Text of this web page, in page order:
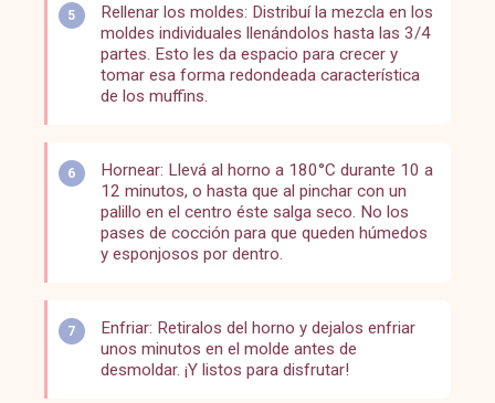
Rellenar los moldes: Distribuí la mezcla en los
moldes individuales llenándolos hasta las 3/4
partes. Esto les da espacio para crecer y
tomar esa forma redondeada característica
de los muffins.
Hornear: Llevá al horno a 180°C durante 10 a
12 minutos, o hasta que al pinchar con un
palillo en el centro éste salga seco. No los
pases de cocción para que queden húmedos
y esponjosos por dentro.
Enfriar: Retiralos del horno y dejalos enfriar
unos minutos en el molde antes de
desmoldar. ¡Y listos para disfrutar!